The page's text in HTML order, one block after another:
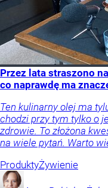
Przez lata straszono
co naprawdę ma
Ten kulinarny olej ma
chodzi przy tym tylko o
zdrowie. To złożona
na wiele pytań. Warto
ProduktyŻywienie